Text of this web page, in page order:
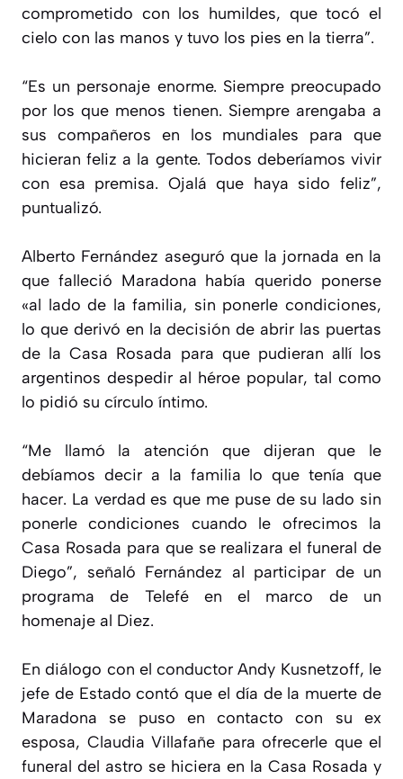
comprometido con los humildes, que tocó el
cielo con las manos y tuvo los pies en la tierra”.
“Es un personaje enorme. Siempre preocupado
por los que menos tienen. Siempre arengaba a
sus compañeros en los mundiales para que
hicieran feliz a la gente. Todos deberíamos vivir
con esa premisa. Ojalá que haya sido feliz”,
puntualizó.
Alberto Fernández aseguró que la jornada en la
que falleció Maradona había querido ponerse
«al lado de la familia, sin ponerle condiciones,
lo que derivó en la decisión de abrir las puertas
de la Casa Rosada para que pudieran allí los
argentinos despedir al héroe popular, tal como
lo pidió su círculo íntimo.
“Me llamó la atención que dijeran que le
debíamos decir a la familia lo que tenía que
hacer. La verdad es que me puse de su lado sin
ponerle condiciones cuando le ofrecimos la
Casa Rosada para que se realizara el funeral de
Diego”, señaló Fernández al participar de un
programa de Telefé en el marco de un
homenaje al Diez.
En diálogo con el conductor Andy Kusnetzoff, le
jefe de Estado contó que el día de la muerte de
Maradona se puso en contacto con su ex
esposa, Claudia Villafañe para ofrecerle que el
funeral del astro se hiciera en la Casa Rosada y